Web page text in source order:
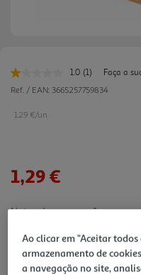
1.0 Leu
uma
(1)
Faça a
Ref. / EAN: 3665257759834
1.29 €/un
1,29 €
Notas de preparação
Ao clicar em "Aceitar todos
armazenamento de
a navegação no site,